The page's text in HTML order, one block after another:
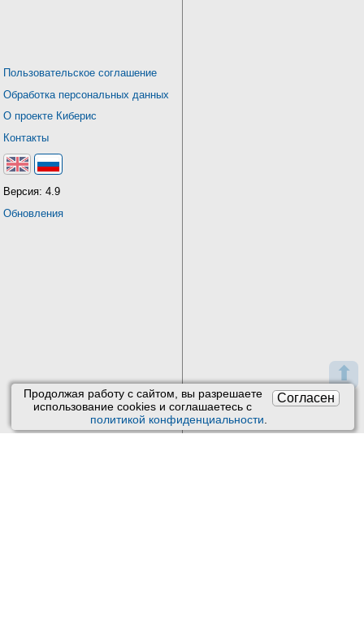
⬆
Согласен
Продолжая работу с сайтом, вы разрешаете
использование сookies и соглашаетесь с
политикой конфиденциальности.
Пользовательское соглашение
Обработка персональных данных
О проекте Киберис
Контакты
Версия: 4.9
Обновления